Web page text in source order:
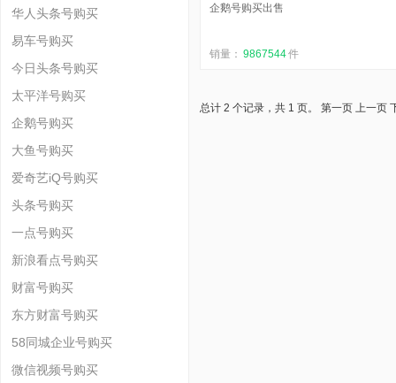
华人头条号购买
易车号购买
今日头条号购买
太平洋号购买
企鹅号购买
大鱼号购买
爱奇艺iQ号购买
头条号购买
一点号购买
新浪看点号购买
财富号购买
东方财富号购买
58同城企业号购买
微信视频号购买
企鹅号购买出售
销量： 9867544件
总计 2 个记录，共 1 页。 第一页 上一页